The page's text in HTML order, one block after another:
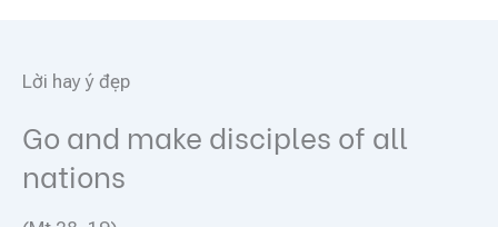
Lời hay ý đẹp
Go and make disciples of all
nations